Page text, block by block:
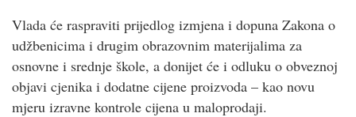
Vlada će raspraviti prijedlog izmjena i dopuna Zakona o
udžbenicima i drugim obrazovnim materijalima za
osnovne i srednje škole, a donijet će i odluku o obveznoj
objavi cjenika i dodatne cijene proizvoda – kao novu
mjeru izravne kontrole cijena u maloprodaji.